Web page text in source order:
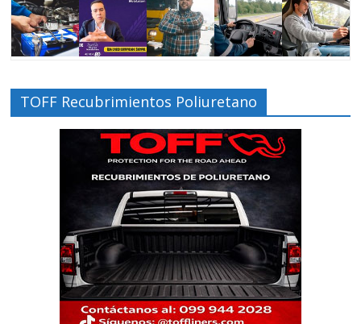
TOFF Recubrimientos Poliuretano